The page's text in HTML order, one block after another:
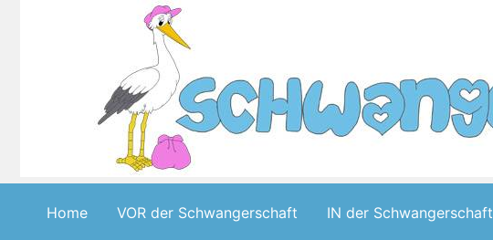
Home VOR der Schwangerschaft IN der Schwangerschaft